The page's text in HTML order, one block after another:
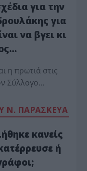
για την
για
να βγει κι
η πρωτιά στις
Σύλλογο…
Ν. ΠΑΡΑΣΚΕΥΑ
κανείς
ή